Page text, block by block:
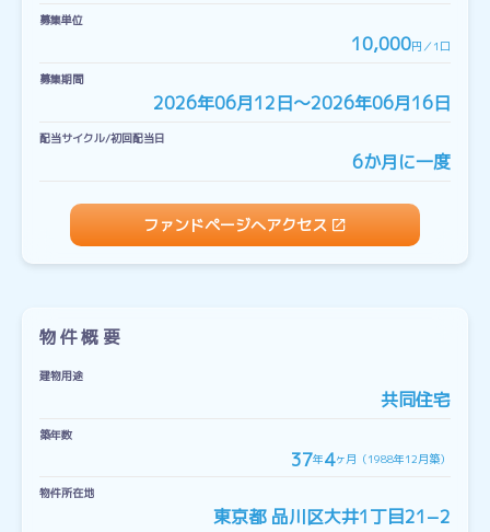
募集単位
10,000円／1口
募集期間
2026年06月12日〜2026年06月16日
配当サイクル/初回配当日
6か月に一度
ファンドページへアクセス
物件概要
建物用途
共同住宅
築年数
37年4ヶ月（1988年12月築）
物件所在地
東京都 品川区大井1丁目21−2